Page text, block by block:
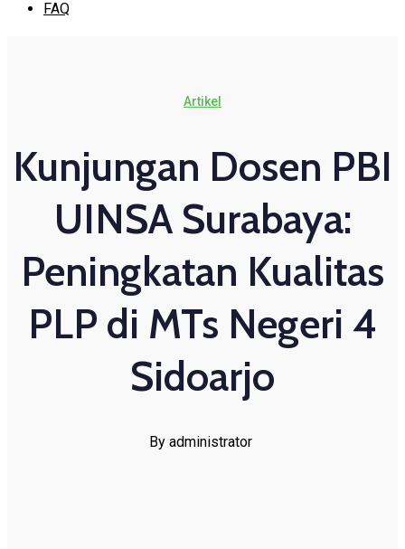
FAQ
Artikel
Kunjungan Dosen PBI
UINSA Surabaya:
Peningkatan Kualitas
PLP di MTs Negeri 4
Sidoarjo
By administrator